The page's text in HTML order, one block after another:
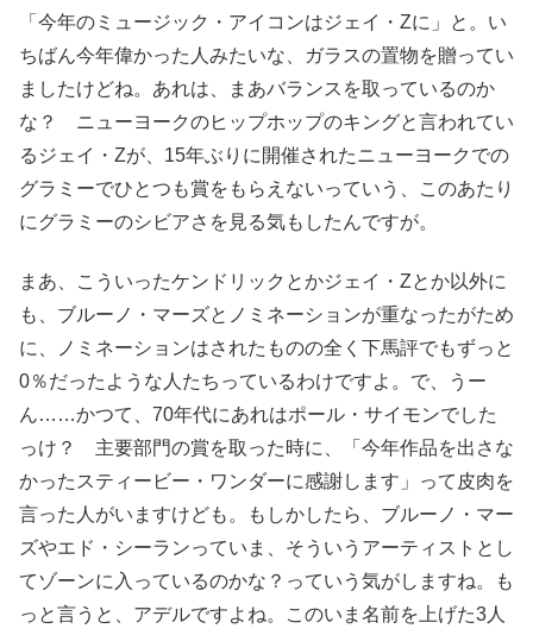
「今年のミュージック・アイコンはジェイ・Zに」と。い
ちばん今年偉かった人みたいな、ガラスの置物を贈ってい
ましたけどね。あれは、まあバランスを取っているのか
な？ ニューヨークのヒップホップのキングと言われてい
るジェイ・Zが、15年ぶりに開催されたニューヨークでの
グラミーでひとつも賞をもらえないっていう、このあたり
にグラミーのシビアさを見る気もしたんですが。
まあ、こういったケンドリックとかジェイ・Zとか以外に
も、ブルーノ・マーズとノミネーションが重なったがため
に、ノミネーションはされたものの全く下馬評でもずっと
0％だったような人たちっているわけですよ。で、うー
ん……かつて、70年代にあれはポール・サイモンでした
っけ？ 主要部門の賞を取った時に、「今年作品を出さな
かったスティービー・ワンダーに感謝します」って皮肉を
言った人がいますけども。もしかしたら、ブルーノ・マー
ズやエド・シーランっていま、そういうアーティストとし
てゾーンに入っているのかな？っていう気がしますね。も
っと言うと、アデルですよね。このいま名前を上げた3人